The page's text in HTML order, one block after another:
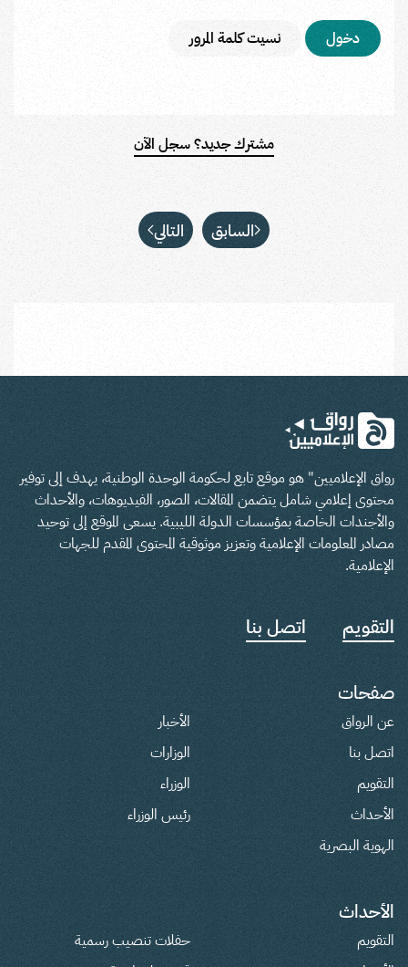
نسيت كلمة المرور
مشترك جديد؟ سجل الآن
السابق التالي
رواق الإعلاميين" هو موقع تابع لحكومة الوحدة الوطنية، يهدف إلى توفير
محتوى إعلامي شامل يتضمن المقالات، الصور، الفيديوهات، والأحداث
والأجندات الخاصة بمؤسسات الدولة الليبية. يسعى الموقع إلى توحيد
مصادر المعلومات الإعلامية وتعزيز موثوقية المحتوى المقدم للجهات
الإعلامية.
التقويم اتصل بنا
صفحات
عن الرواق
اتصل بنا
التقويم
الأحداث
الهوية البصرية
الأخبار
الوزارات
الوزراء
رئيس الوزراء
الأحداث
التقويم
حفلات تنصيب رسمية